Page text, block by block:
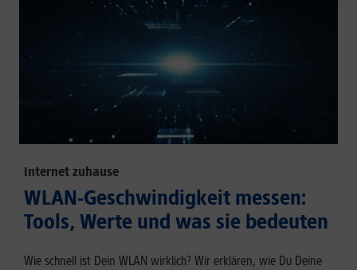
Internet zuhause
WLAN-Geschwindigkeit messen:
Tools, Werte und was sie bedeuten
Wie schnell ist Dein WLAN wirklich? Wir erklären, wie Du Deine